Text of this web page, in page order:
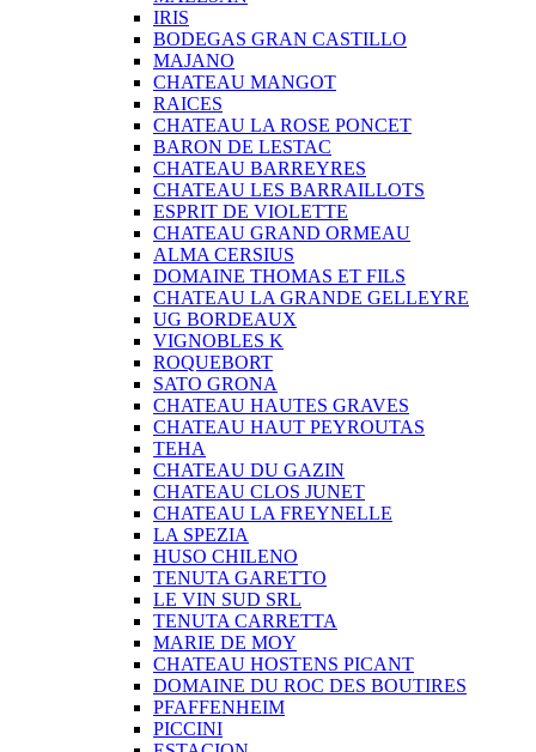
IRIS
BODEGAS GRAN CASTILLO
MAJANO
CHATEAU MANGOT
RAICES
CHATEAU LA ROSE PONCET
BARON DE LESTAC
CHATEAU BARREYRES
CHATEAU LES BARRAILLOTS
ESPRIT DE VIOLETTE
CHATEAU GRAND ORMEAU
ALMA CERSIUS
DOMAINE THOMAS ET FILS
CHATEAU LA GRANDE GELLEYRE
UG BORDEAUX
VIGNOBLES K
ROQUEBORT
SATO GRONA
CHATEAU HAUTES GRAVES
CHATEAU HAUT PEYROUTAS
TEHA
CHATEAU DU GAZIN
CHATEAU CLOS JUNET
CHATEAU LA FREYNELLE
LA SPEZIA
HUSO CHILENO
TENUTA GARETTO
LE VIN SUD SRL
TENUTA CARRETTA
MARIE DE MOY
CHATEAU HOSTENS PICANT
DOMAINE DU ROC DES BOUTIRES
PFAFFENHEIM
PICCINI